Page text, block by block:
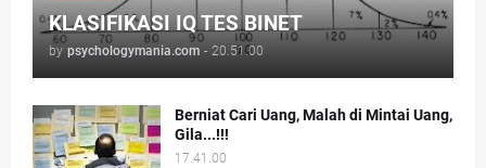
KLASIFIKASI IQ TES BINET
by psychologymania.com - 20.51.00
Berniat Cari Uang, Malah di Mintai Uang,
Gila...!!!
17.41.00